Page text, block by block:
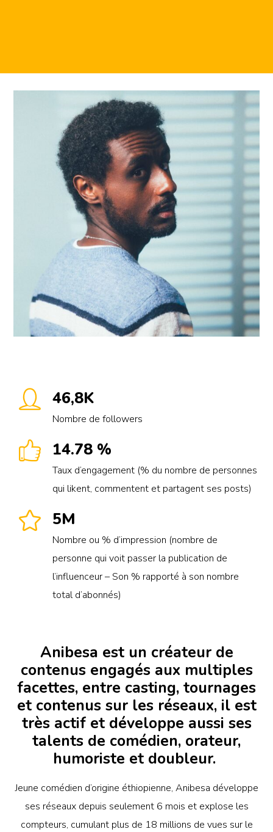
46,8K
Nombre de followers
14.78 %
Taux d’engagement (% du nombre de personnes
qui likent, commentent et partagent ses posts)
5M
Nombre ou % d’impression (nombre de
personne qui voit passer la publication de
l’influenceur – Son % rapporté à son nombre
total d’abonnés)
Anibesa est un créateur de
contenus engagés aux multiples
facettes, entre casting, tournages
et contenus sur les réseaux, il est
très actif et développe aussi ses
talents de comédien, orateur,
humoriste et doubleur.
Jeune comédien d’origine éthiopienne, Anibesa développe
ses réseaux depuis seulement 6 mois et explose les
compteurs, cumulant plus de 18 millions de vues sur le